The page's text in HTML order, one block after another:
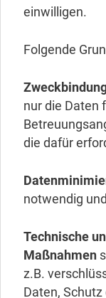
einwilligen.
Folgende
nur die Daten
die dafür
notwendig
Technische
Maßnahmen
z.B.
Daten,